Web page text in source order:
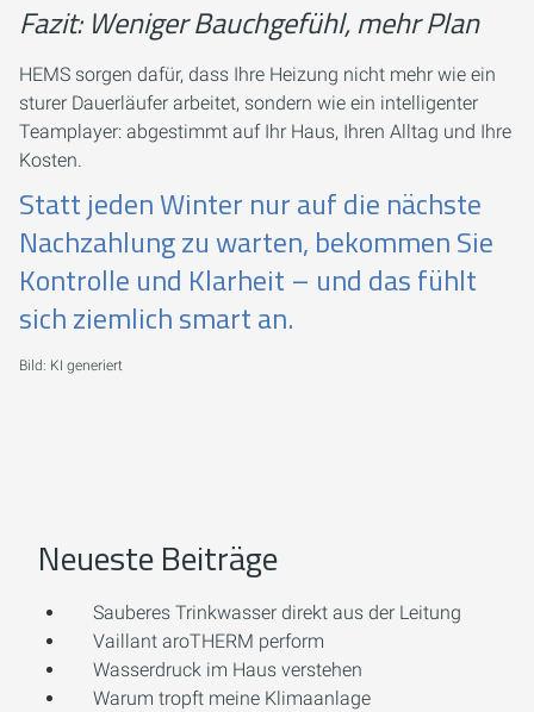
Fazit: Weniger Bauchgefühl, mehr Plan
HEMS sorgen dafür, dass Ihre Heizung nicht mehr wie ein
sturer Dauerläufer arbeitet, sondern wie ein intelligenter
Teamplayer: abgestimmt auf Ihr Haus, Ihren Alltag und Ihre
Kosten.
Statt jeden Winter nur auf die nächste
Nachzahlung zu warten, bekommen Sie
Kontrolle und Klarheit – und das fühlt
sich ziemlich smart an.
Bild: KI generiert
Neueste Beiträge
Sauberes Trinkwasser direkt aus der Leitung
Vaillant aroTHERM perform
Wasserdruck im Haus verstehen
Warum tropft meine Klimaanlage